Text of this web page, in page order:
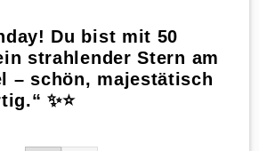
Du bist mit 50
strahlender Stern am
– schön, majestätisch
✨⭐